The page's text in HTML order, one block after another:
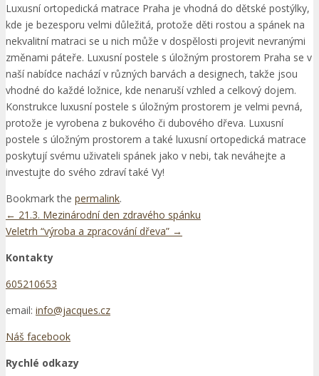
Luxusní ortopedická matrace Praha je vhodná do dětské postýlky,
kde je bezesporu velmi důležitá, protože děti rostou a spánek na
nekvalitní matraci se u nich může v dospělosti projevit nevranými
změnami páteře. Luxusní postele s úložným prostorem Praha se v
naší nabídce nachází v různých barvách a designech, takže jsou
vhodné do každé ložnice, kde nenaruší vzhled a celkový dojem.
Konstrukce luxusní postele s úložným prostorem je velmi pevná,
protože je vyrobena z bukového či dubového dřeva. Luxusní
postele s úložným prostorem a také luxusní ortopedická matrace
poskytují svému uživateli spánek jako v nebi, tak neváhejte a
investujte do svého zdraví také Vy!
Bookmark the permalink.
Post
navigation
← 21.3. Mezinárodní den zdravého spánku
Veletrh “výroba a zpracování dřeva” →
Kontakty
605210653
email: info@jacques.cz
Náš facebook
Rychlé odkazy